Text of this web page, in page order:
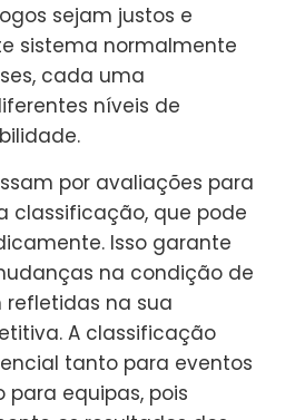
sejam justos e
sistema normalmente
cada uma
níveis de
por avaliações para
classificação, que pode
Isso garante
na condição de
na sua
A classificação
tanto para eventos
para equipas, pois